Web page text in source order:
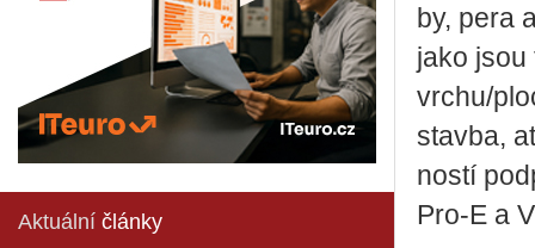
Aktuální články
by, pera
jako
vrchu/
stav­ba,
nos­tí
Pro-E a